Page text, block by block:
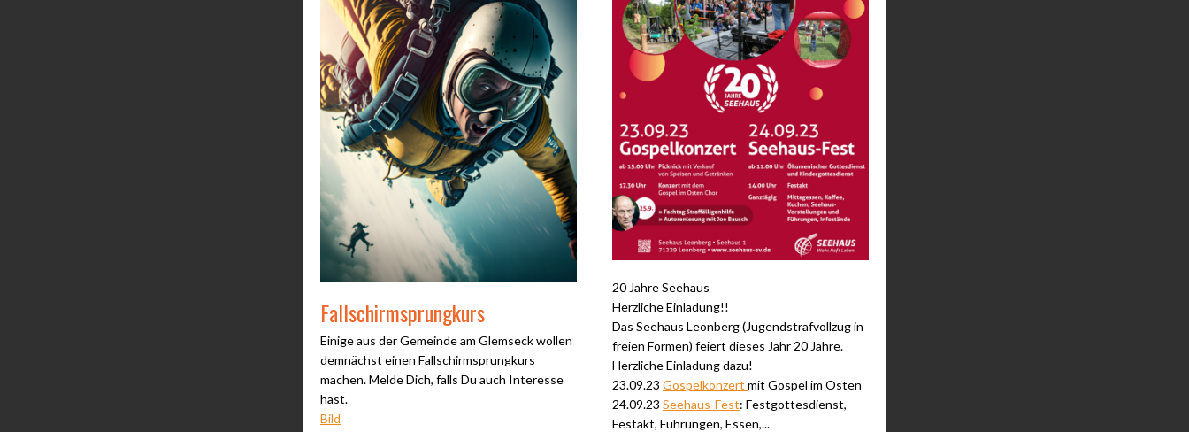
Fallschirmsprungkurs
Einige aus der Gemeinde am Glemseck wollen
demnächst einen Fallschirmsprungkurs
machen. Melde Dich, falls Du auch Interesse
hast.
Bild
20 Jahre Seehaus
Herzliche Einladung!!
Das Seehaus Leonberg (Jugendstrafvollzug in
freien Formen) feiert dieses Jahr 20 Jahre.
Herzliche Einladung dazu!
23.09.23 Gospelkonzert mit Gospel im Osten
24.09.23 Seehaus-Fest: Festgottesdienst,
Festakt, Führungen, Essen,...